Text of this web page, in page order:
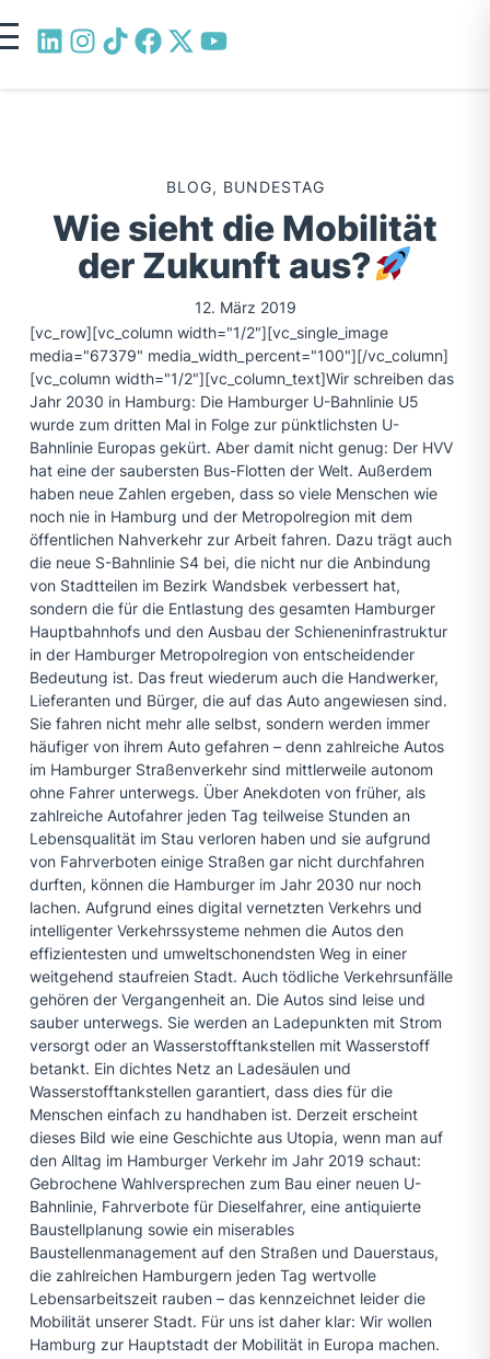
BLOG, BUNDESTAG
Wie sieht die Mobilität
der Zukunft aus?
12. März 2019
[vc_row][vc_column width="1/2"][vc_single_image
media="67379" media_width_percent="100"][/vc_column]
[vc_column width="1/2"][vc_column_text]Wir schreiben das
Jahr 2030 in Hamburg: Die Hamburger U-Bahnlinie U5
wurde zum dritten Mal in Folge zur pünktlichsten U-
Bahnlinie Europas gekürt. Aber damit nicht genug: Der HVV
hat eine der saubersten Bus-Flotten der Welt. Außerdem
haben neue Zahlen ergeben, dass so viele Menschen wie
noch nie in Hamburg und der Metropolregion mit dem
öffentlichen Nahverkehr zur Arbeit fahren. Dazu trägt auch
die neue S-Bahnlinie S4 bei, die nicht nur die Anbindung
von Stadtteilen im Bezirk Wandsbek verbessert hat,
sondern die für die Entlastung des gesamten Hamburger
Hauptbahnhofs und den Ausbau der Schieneninfrastruktur
in der Hamburger Metropolregion von entscheidender
Bedeutung ist. Das freut wiederum auch die Handwerker,
Lieferanten und Bürger, die auf das Auto angewiesen sind.
Sie fahren nicht mehr alle selbst, sondern werden immer
häufiger von ihrem Auto gefahren – denn zahlreiche Autos
im Hamburger Straßenverkehr sind mittlerweile autonom
ohne Fahrer unterwegs. Über Anekdoten von früher, als
zahlreiche Autofahrer jeden Tag teilweise Stunden an
Lebensqualität im Stau verloren haben und sie aufgrund
von Fahrverboten einige Straßen gar nicht durchfahren
durften, können die Hamburger im Jahr 2030 nur noch
lachen. Aufgrund eines digital vernetzten Verkehrs und
intelligenter Verkehrssysteme nehmen die Autos den
effizientesten und umweltschonendsten Weg in einer
weitgehend staufreien Stadt. Auch tödliche Verkehrsunfälle
gehören der Vergangenheit an. Die Autos sind leise und
sauber unterwegs. Sie werden an Ladepunkten mit Strom
versorgt oder an Wasserstofftankstellen mit Wasserstoff
betankt. Ein dichtes Netz an Ladesäulen und
Wasserstofftankstellen garantiert, dass dies für die
Menschen einfach zu handhaben ist. Derzeit erscheint
dieses Bild wie eine Geschichte aus Utopia, wenn man auf
den Alltag im Hamburger Verkehr im Jahr 2019 schaut:
Gebrochene Wahlversprechen zum Bau einer neuen U-
Bahnlinie, Fahrverbote für Dieselfahrer, eine antiquierte
Baustellplanung sowie ein miserables
Baustellenmanagement auf den Straßen und Dauerstaus,
die zahlreichen Hamburgern jeden Tag wertvolle
Lebensarbeitszeit rauben – das kennzeichnet leider die
Mobilität unserer Stadt. Für uns ist daher klar: Wir wollen
Hamburg zur Hauptstadt der Mobilität in Europa machen.